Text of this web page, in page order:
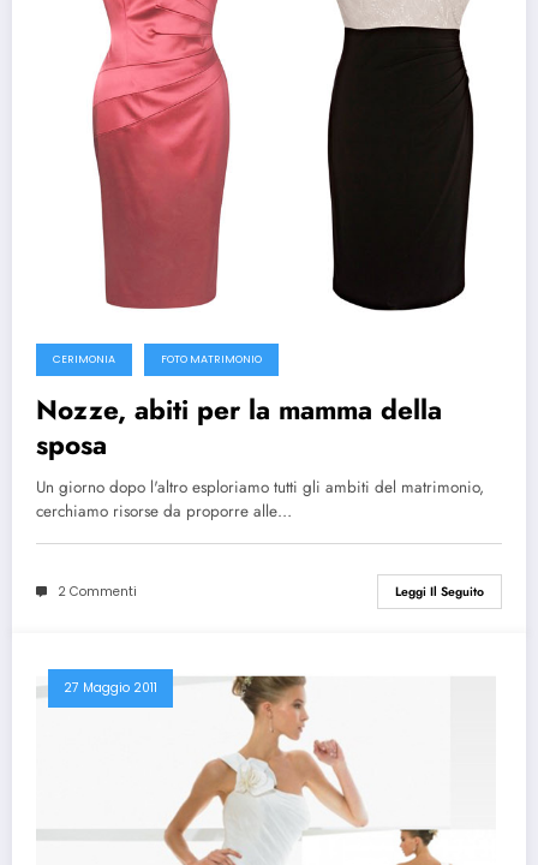
CERIMONIA FOTO MATRIMONIO
Nozze, abiti per la mamma della
sposa
Un giorno dopo l'altro esploriamo tutti gli ambiti del matrimonio,
cerchiamo risorse da proporre alle…
2 Commenti Leggi Il Seguito
27 Maggio 2011